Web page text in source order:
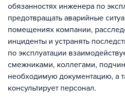
обязанностях инженера по
предотвращать аварийные
помещениях компании,
инциденты и устранять
по эксплуатации
смежниками, коллегами,
необходимую документацию, а
консультирует персонал.